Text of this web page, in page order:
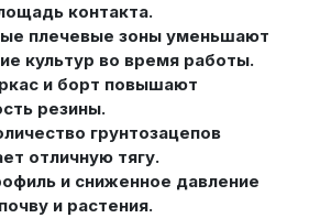
контакта.
плечевые зоны уменьшают
культур во время работы.
и борт повышают
резины.
грунтозацепов
отличную тягу.
и сниженное давление
и растения.